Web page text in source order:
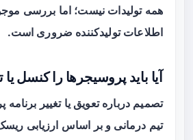
همه تولیدات نیست؛ اما بررسی
اطلاعات تولیدکننده ضروری است.
آیا باید پروسیجرها را کنسل
تصمیم درباره تعویق یا تغییر
تیم درمانی و بر اساس ارزیابی